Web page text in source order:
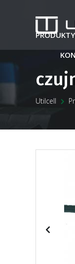
PRODUKTY
Utilcell